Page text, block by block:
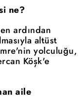
ne?
ardından
altüst
yolculuğu,
Köşk'e
aile